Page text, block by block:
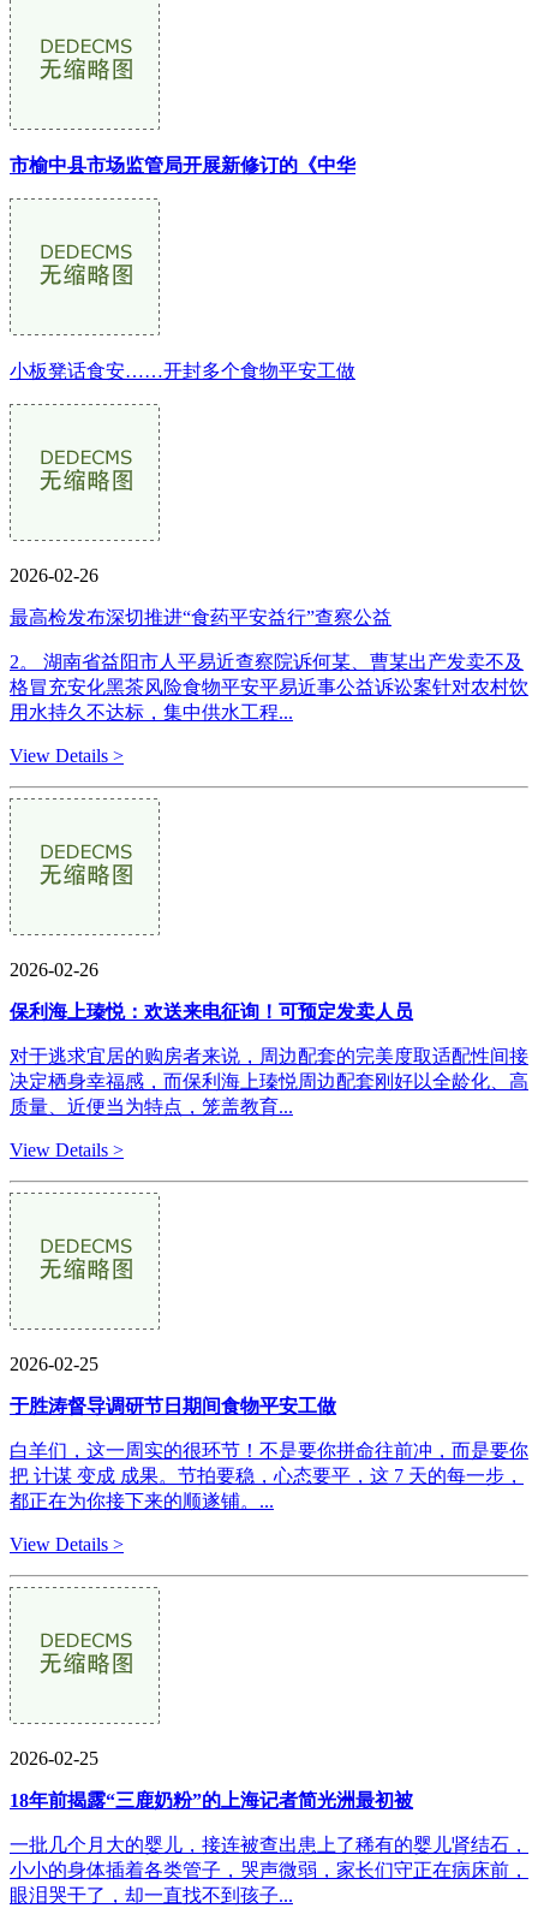
市榆中县市场监管局开展新修订的《中华
小板凳话食安……开封多个食物平安工做
2026-02-26
最高检发布深切推进“食药平安益行”查察公益
2。 湖南省益阳市人平易近查察院诉何某、曹某出产发卖不及
格冒充安化黑茶风险食物平安平易近事公益诉讼案针对农村饮
用水持久不达标，集中供水工程...
View Details >
2026-02-26
保利海上瑧悦：欢送来电征询！可预定发卖人员
对于逃求宜居的购房者来说，周边配套的完美度取适配性间接
决定栖身幸福感，而保利海上瑧悦周边配套刚好以全龄化、高
质量、近便当为特点，笼盖教育...
View Details >
2026-02-25
于胜涛督导调研节日期间食物平安工做
白羊们，这一周实的很环节！不是要你拼命往前冲，而是要你
把 计谋 变成 成果。节拍要稳，心态要平，这 7 天的每一步，
都正在为你接下来的顺遂铺。...
View Details >
2026-02-25
18年前揭露“三鹿奶粉”的上海记者简光洲最初被
一批几个月大的婴儿，接连被查出患上了稀有的婴儿肾结石，
小小的身体插着各类管子，哭声微弱，家长们守正在病床前，
眼泪哭干了，却一直找不到孩子...